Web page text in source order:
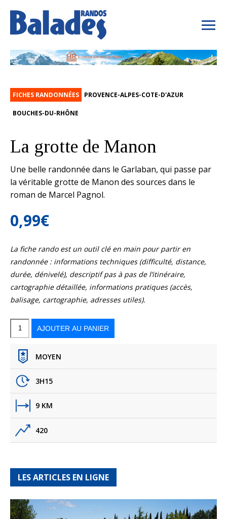
FICHES RANDONNÉES PROVENCE-ALPES-COTE-D'AZUR
BOUCHES-DU-RHÔNE
La grotte de Manon
Une belle randonnée dans le Garlaban, qui passe par
la véritable grotte de Manon des sources dans le
roman de Marcel Pagnol.
0,99€
La fiche rando est un outil clé en main pour partir en
randonnée : informations techniques (difficulté, distance,
durée, dénivelé), descriptif pas à pas de l’itinéraire,
cartographie détaillée, informations pratiques (accès,
balisage, cartographie, adresses utiles).
quantité
AJOUTER AU PANIER
MOYEN
3H15
9 KM
420
LES ARTICLES EN LIGNE